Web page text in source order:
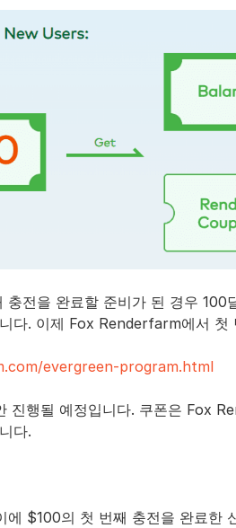
전을 완료할 준비가 된 경우 100
다. 이제 Fox Renderfarm에서 첫
evergreen-program.html
진행될 예정입니다. 쿠폰은 Fox
다.
$100의 첫 번째 충전을 완료한